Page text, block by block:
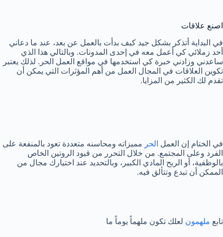
اصنع علاقات
في البداية أتذكر بشكل جيد كيف بدأت بالعمل عن بعد، عند ما دعاني
أحد زملائي كي أعمل معه في إحدى المدونات. وبالتالي هذا الذي
ساعدني وزادني خبرة كي استخدمها في مواقع العمل الحر. لذلك يعتبر
تكوين العلاقات في المجال العمل من أهم المؤثرات التي يمكن أن
تقدم لك الكثير من المزايا.
في الختام إن العمل الحر مميزاته ومحاسنه متعددة تعود بالمنفعة على
الفرد وعلى المجتمع. من خلال التحرر من قيود الروتين الخاص
بالوظفية، أو الربح المادي الكبير، وبالتحديد عند اختيارك مجال من
الممكن أن تبدع وتتألق فيه.
تابع ملهمون لعلك تكون ملهماً يوماً ما